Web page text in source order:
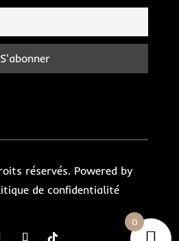
réservés. Powered by
de confidentialité
0